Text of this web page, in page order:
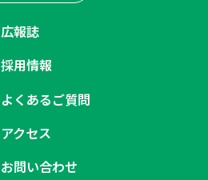
広報誌
採用情報
よくあるご質問
アクセス
お問い合わせ